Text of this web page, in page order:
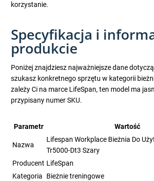
korzystanie.
Specyfikacja i
produkcie
Poniżej znajdziesz najważniejsze dane
szukasz konkretnego sprzętu w kategorii
zależy Ci na marce LifeSpan, ten model ma
przypisany numer SKU.
Parametr Wartość
Nazwa
Lifespan Workplace Bieżnia Do
Tr5000-Dt3 Szary
Producent LifeSpan
Kategoria
Bieżnie treningowe